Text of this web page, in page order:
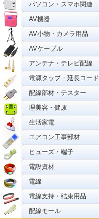
パソコン・スマホ関連
AV機器
AV小物・カメラ用品
AVケーブル
アンテナ・テレビ配線
電源タップ・延長コード
配線部材・テスター
理美容・健康
生活家電
エアコン工事部材
ヒューズ・端子
電設資材
電線
電線支持・結束用品
配線モール